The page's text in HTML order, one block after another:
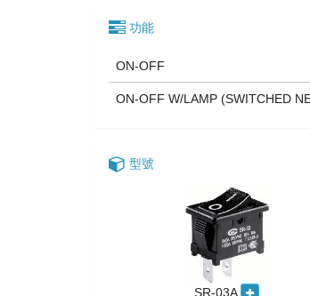
功能
ON-OFF
ON-OFF W/LAMP (SWITCHED
型號
SR-03A